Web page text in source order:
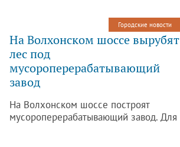
Городские новости
На Волхонском шоссе вырубят
лес под
мусороперерабатывающий
завод
На Волхонском шоссе построят
мусороперерабатывающий завод. Для